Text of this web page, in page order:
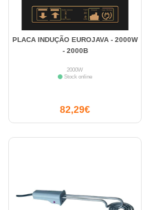
PLACA INDUÇÃO EUROJAVA - 2000W
- 2000B
2000W
Stock online
82,29€